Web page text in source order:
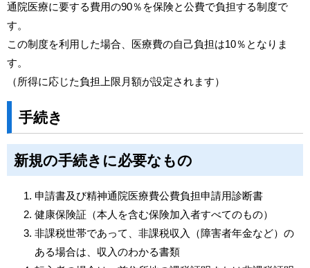
通院医療に要する費用の90％を保険と公費で負担する制度で
す。
この制度を利用した場合、医療費の自己負担は10％となりま
す。
（所得に応じた負担上限月額が設定されます）
手続き
新規の手続きに必要なもの
申請書及び精神通院医療費公費負担申請用診断書
健康保険証（本人を含む保険加入者すべてのもの）
非課税世帯であって、非課税収入（障害者年金など）の
ある場合は、収入のわかる書類